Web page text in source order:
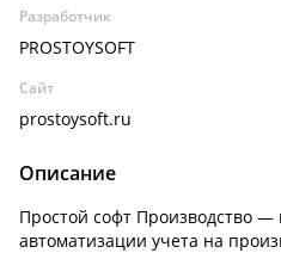
Разработчик
PROSTOYSOFT
Сайт
prostoysoft.ru
Описание
Простой софт Производство —
автоматизации учета на